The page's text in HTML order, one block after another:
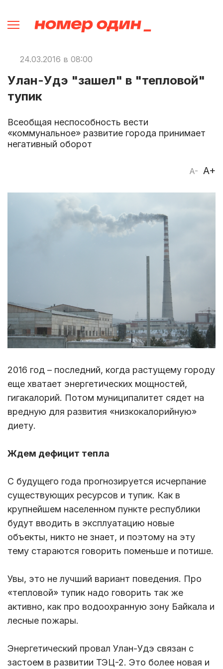
24.03.2016 в 08:00
Улан-Удэ "зашел" в "тепловой"
тупик
Всеобщая неспособность вести
«коммунальное» развитие города принимает
негативный оборот
A- A+
2016 год – последний, когда растущему городу
еще хватает энергетических мощностей,
гигакалорий. Потом муниципалитет сядет на
вредную для развития «низкокалорийную»
диету.
Ждем дефицит тепла
С будущего года прогнозируется исчерпание
существующих ресурсов и тупик. Как в
крупнейшем населенном пункте республики
будут вводить в эксплуатацию новые
объекты, никто не знает, и поэтому на эту
тему стараются говорить поменьше и потише.
Увы, это не лучший вариант поведения. Про
«тепловой» тупик надо говорить так же
активно, как про водоохранную зону Байкала и
лесные пожары.
Энергетический провал Улан-Удэ связан с
застоем в развитии ТЭЦ-2. Это более новая и